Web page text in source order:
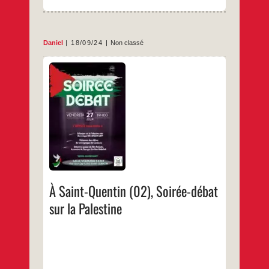
Daoud
Daniel 18/09/24 Non classé
À Saint-Quentin (02), Soirée-débat
sur la Palestine
Echange avec Dominique Natanson porte-
parole de l’UJFPVisionnage de vidéos de
témoignages de Gazaouis Débat autour du
film Fédayin, le combat de Georges Ibrahim